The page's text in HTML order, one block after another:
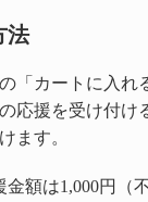
法
「カートに入れ
応援を受け付け
ます。
額は1,000円（